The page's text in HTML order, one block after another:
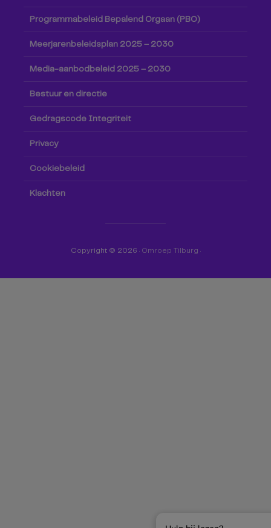
Programmabeleid Bepalend Orgaan (PBO)
Meerjarenbeleidsplan 2025 – 2030
Media-aanbodbeleid 2025 – 2030
Bestuur en directie
Gedragscode Integriteit
Privacy
Cookiebeleid
Klachten
Copyright © 2026 · Omroep Tilburg ·